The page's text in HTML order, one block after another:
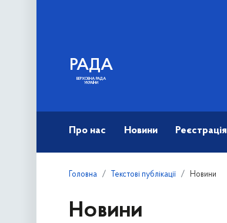
РАДА
ВЕРХОВНА РАДА
УКРАЇНИ
Про нас Новини Реєстрація
Головна Текстові публікації Новини
Новини